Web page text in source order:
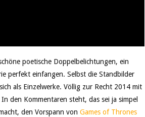
poetische Doppelbelichtungen, ein
perfekt einfangen. Selbst die Standbilder
als Einzelwerke. Völlig zur Recht 2014 mit
den Kommentaren steht, das sei ja simpel
den Vorspann von Games of Thrones